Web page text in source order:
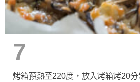
7
烤箱預熱至220度，放入烤箱烤20分